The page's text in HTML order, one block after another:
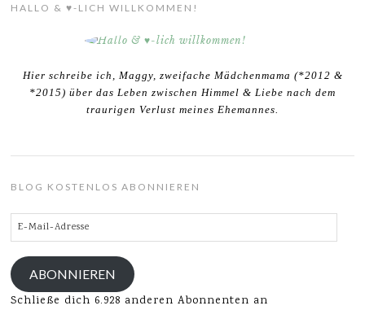
HALLO & ♥-LICH WILLKOMMEN!
Hier schreibe ich, Maggy, zweifache Mädchenmama (*2012 &
*2015) über das Leben zwischen Himmel & Liebe nach dem
traurigen Verlust meines Ehemannes.
BLOG KOSTENLOS ABONNIEREN
E-
Mail-
Adresse
ABONNIEREN
Schließe dich 6.928 anderen Abonnenten an